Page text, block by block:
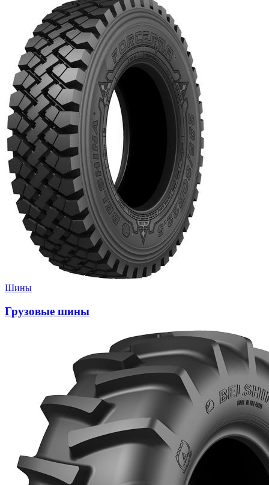
Шины
Грузовые шины